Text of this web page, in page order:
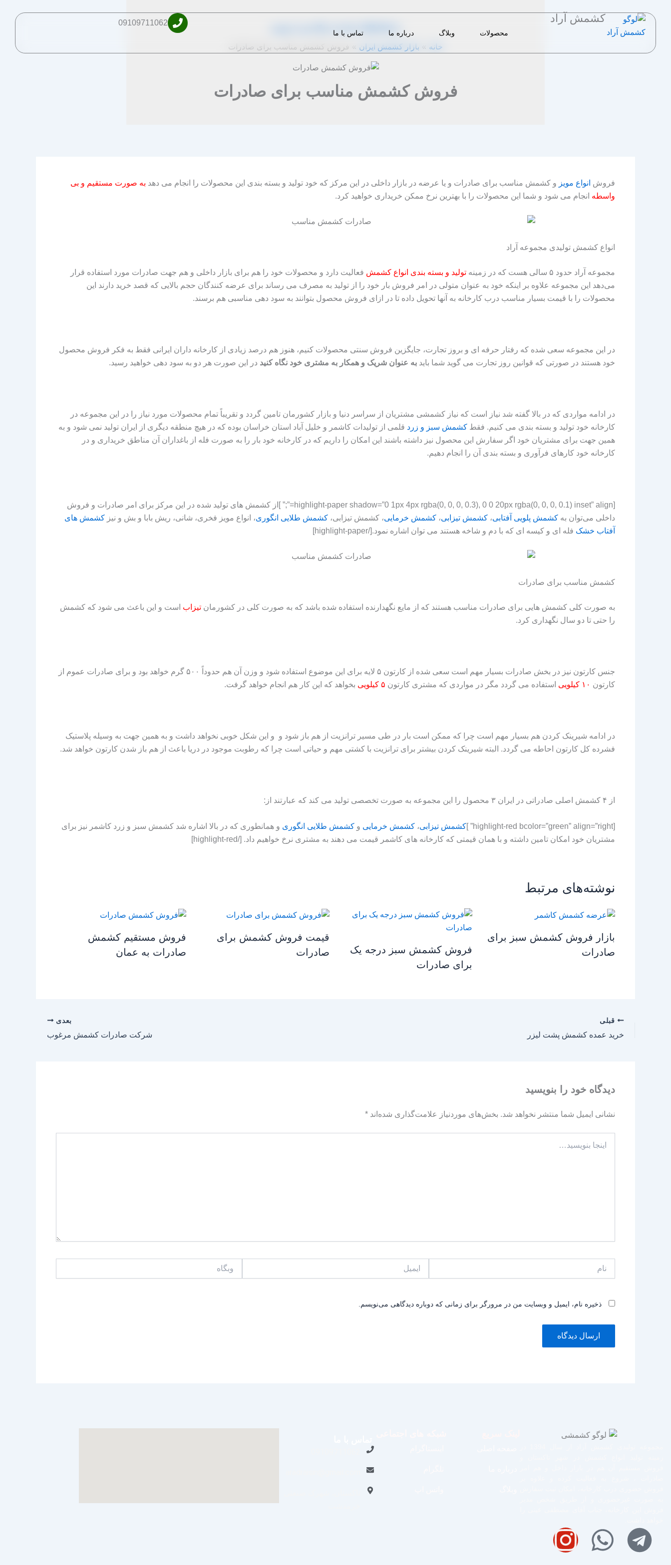
کشمش آراد
محصولات وبلاگ درباره ما تماس با ما
09109711062
m.eini 1399-10-01
|
خانه بازار کشمش ایران فروش کشمش مناسب برای صادرات
فروش کشمش مناسب برای صادرات
فروش انواع مویز و کشمش مناسب برای صادرات و یا عرضه در بازار داخلی در این مرکز که خود تولید و بسته بندی این محصولات را انجام می دهد به صورت مستقیم و بی
واسطه انجام می شود و شما این محصولات را با بهترین نرخ ممکن خریداری خواهید کرد.
انواع کشمش تولیدی مجموعه آراد
مجموعه آراد حدود ۵ سالی هست که در زمینه تولید و بسته بندی انواع کشمش فعالیت دارد و محصولات خود را هم برای بازار داخلی و هم جهت صادرات مورد استفاده قرار
می‌دهد این مجموعه علاوه بر اینکه خود به عنوان متولی در امر فروش بار خود را از تولید به مصرف می رساند برای عرضه کنندگان حجم بالایی که قصد خرید دارند این
محصولات را با قیمت بسیار مناسب درب کارخانه به آنها تحویل داده تا در ازای فروش محصول بتوانند به سود دهی مناسبی هم برسند.
در این مجموعه سعی شده که رفتار حرفه ای و بروز تجارت، جایگزین فروش سنتی محصولات کنیم، هنوز هم درصد زیادی از کارخانه داران ایرانی فقط به فکر فروش محصول
خود هستند در صورتی که قوانین روز تجارت می گوید شما باید به عنوان شریک و همکار به مشتری خود نگاه کنید در این صورت هر دو به سود دهی خواهید رسید.
در ادامه مواردی که در بالا گفته شد نیاز است که نیاز کشمشی مشتریان از سراسر دنیا و بازار کشورمان تامین گردد و تقریباً تمام محصولات مورد نیاز را در این مجموعه در
کارخانه خود تولید و بسته بندی می کنیم. فقط کشمش سبز و زرد قلمی از تولیدات کاشمر و خلیل آباد استان خراسان بوده که در هیچ منطقه دیگری از ایران تولید نمی شود و به
همین جهت برای مشتریان خود اگر سفارش این محصول نیز داشته باشند این امکان را داریم که در کارخانه خود بار را به صورت فله از باغداران آن مناطق خریداری و در
کارخانه خود کارهای فرآوری و بسته بندی آن را انجام دهیم.
[highlight-paper shadow=”0 1px 4px rgba(0, 0, 0, 0.3), 0 0 20px rgba(0, 0, 0, 0.1) inset” align=”;” ]از کشمش های تولید شده در این مرکز برای امر صادرات و فروش
داخلی می‌توان به کشمش پلویی آفتابی، کشمش تیزابی، کشمش خرمایی، کشمش تیزابی، کشمش طلایی انگوری، انواع مویز فخری، شانی، ریش بابا و بش و نیز کشمش های
آفتاب خشک فله ای و کیسه ای که با دم و شاخه هستند می توان اشاره نمود.[/highlight-paper]
کشمش مناسب برای صادرات
به صورت کلی کشمش هایی برای صادرات مناسب هستند که از مایع نگهدارنده استفاده شده باشد که به صورت کلی در کشورمان تیزاب است و این باعث می شود که کشمش
را حتی تا دو سال نگهداری کرد.
جنس کارتون نیز در بخش صادرات بسیار مهم است سعی شده از کارتون ۵ لایه برای این موضوع استفاده شود و وزن آن هم حدوداً ۵۰۰ گرم خواهد بود و برای صادرات عموم از
کارتون ۱۰ کیلویی استفاده می گردد مگر در مواردی که مشتری کارتون ۵ کیلویی بخواهد که این کار هم انجام خواهد گرفت.
در ادامه شیرینک کردن هم بسیار مهم است چرا که ممکن است بار در طی مسیر ترانزیت از هم باز شود و و این شکل خوبی نخواهد داشت و به همین جهت به وسیله پلاستیک
فشرده کل کارتون احاطه می گردد. البته شیرینک کردن بیشتر برای ترانزیت با کشتی مهم و حیاتی است چرا که رطوبت موجود در دریا باعث از هم باز شدن کارتون خواهد شد.
از ۴ کشمش اصلی صادراتی در ایران ۳ محصول را این مجموعه به صورت تخصصی تولید می کند که عبارتند از:
[highlight-red bcolor=”green” align=”right” ] کشمش تیزابی، کشمش خرمایی و کشمش طلایی انگوری و همانطوری که در بالا اشاره شد کشمش سبز و زرد کاشمر نیز برای
مشتریان خود امکان تامین داشته و با همان قیمتی که کارخانه های کاشمر قیمت می دهند به مشتری نرخ خواهیم داد. [/highlight-red]
نوشته‌های مرتبط
بازار فروش کشمش سبز برای
صادرات
فروش کشمش سبز درجه یک
برای صادرات
قیمت فروش کشمش برای
صادرات
فروش مستقیم کشمش
صادرات به عمان
قبلی
خرید عمده کشمش پشت لیزر
بعدی
شرکت صادرات کشمش مرغوب
دیدگاه‌ خود را بنویسید
نشانی ایمیل شما منتشر نخواهد شد. بخش‌های موردنیاز علامت‌گذاری شده‌اند *
بنویسید…
ایمیل
ذخیره نام، ایمیل و وبسایت من در مرورگر برای زمانی که دوباره دیدگاهی می‌نویسم.
T
W
I
J